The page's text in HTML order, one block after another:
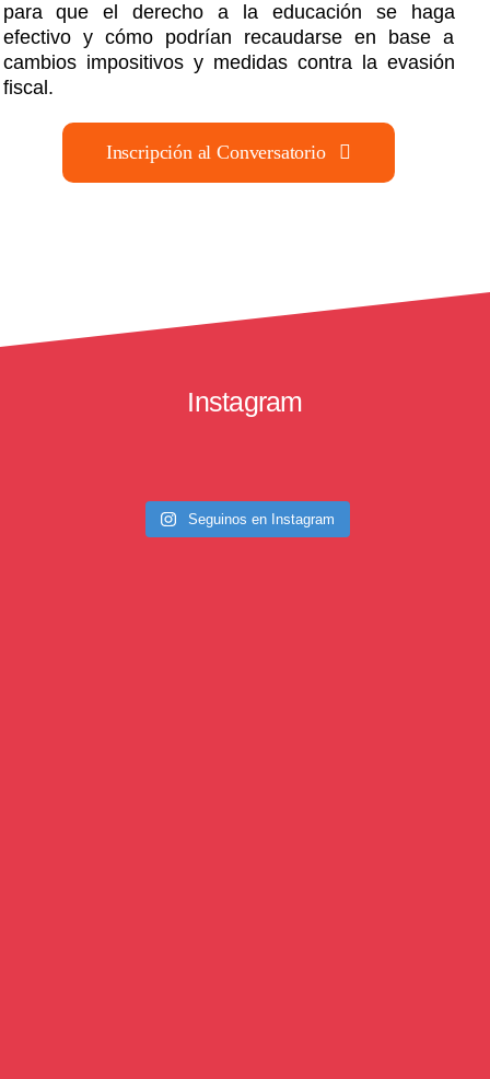
para que el derecho a la educación se haga
efectivo y cómo podrían recaudarse en base a
cambios impositivos y medidas contra la evasión
fiscal.
Inscripción al Conversatorio
Instagram
Seguinos en Instagram